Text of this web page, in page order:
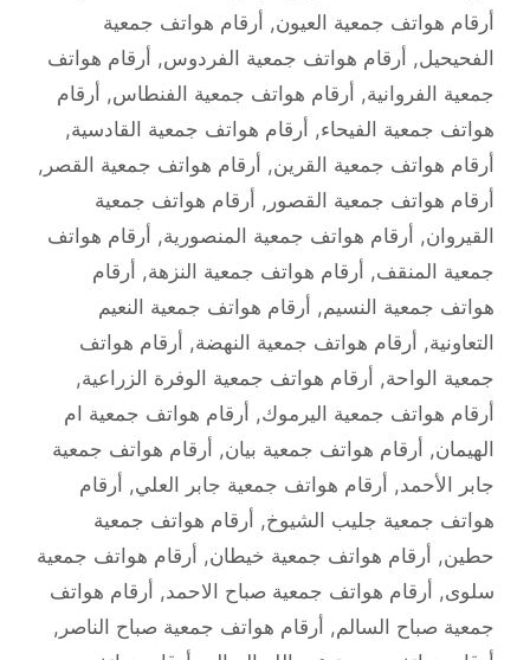
أرقام هواتف جمعية العيون, أرقام هواتف جمعية
الفحيحيل, أرقام هواتف جمعية الفردوس, أرقام هواتف
جمعية الفروانية, أرقام هواتف جمعية الفنطاس, أرقام
هواتف جمعية الفيحاء, أرقام هواتف جمعية القادسية,
أرقام هواتف جمعية القرين, أرقام هواتف جمعية القصر ,
أرقام هواتف جمعية القصور , أرقام هواتف جمعية
القيروان, أرقام هواتف جمعية المنصورية, أرقام هواتف
جمعية المنقف, أرقام هواتف جمعية النزهة, أرقام
هواتف جمعية النسيم, أرقام هواتف جمعية النعيم
التعاونية, أرقام هواتف جمعية النهضة, أرقام هواتف
جمعية الواحة, أرقام هواتف جمعية الوفرة الزراعية,
أرقام هواتف جمعية اليرموك, أرقام هواتف جمعية ام
الهيمان, أرقام هواتف جمعية بيان, أرقام هواتف جمعية
جابر الأحمد, أرقام هواتف جمعية جابر العلي, أرقام
هواتف جمعية جليب الشيوخ, أرقام هواتف جمعية
حطين, أرقام هواتف جمعية خيطان, أرقام هواتف جمعية
سلوى, أرقام هواتف جمعية صباح الاحمد, أرقام هواتف
جمعية صباح السالم, أرقام هواتف جمعية صباح الناصر ,